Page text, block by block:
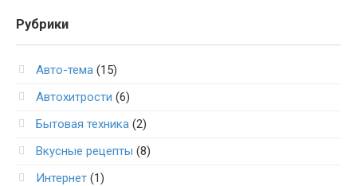
Рубрики
Авто-тема (15)
Автохитрости (6)
Бытовая техника (2)
Вкусные рецепты (8)
Интернет (1)